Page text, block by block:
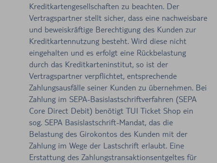
Kreditkartengesellschaften zu beachten. Der
Vertragspartner stellt sicher, dass eine nachweisbare
und beweiskräftige Berechtigung des Kunden zur
Kreditkartennutzung besteht. Wird diese nicht
eingehalten und es erfolgt eine Rückbelastung
durch das Kreditkarteninstitut, so ist der
Vertragspartner verpflichtet, entsprechende
Zahlungsausfälle seiner Kunden zu übernehmen. Bei
Zahlung im SEPA-Basislastschriftverfahren (SEPA
Core Direct Debit) benötigt TUI Ticket Shop ein
sog. SEPA Basislastschrift-Mandat, das die
Belastung des Girokontos des Kunden mit der
Zahlung im Wege der Lastschrift erlaubt. Eine
Erstattung des Zahlungstransaktionsentgeltes für